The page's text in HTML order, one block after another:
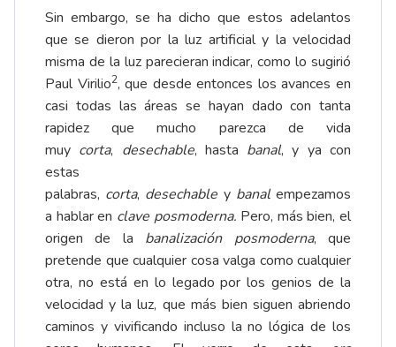
Sin embargo, se ha dicho que estos adelantos
que se dieron por la luz artificial y la velocidad
misma de la luz parecieran indicar, como lo sugirió
Paul Virilio2, que desde entonces los avances en
casi todas las áreas se hayan dado con tanta
rapidez que mucho parezca de vida
muy corta, desechable, hasta banal, y ya con
estas
palabras, corta, desechable y banalempezamos
a hablar en clave posmoderna. Pero, más bien, el
origen de la banalización posmoderna, que
pretende que cualquier cosa valga como cualquier
otra, no está en lo legado por los genios de la
velocidad y la luz, que más bien siguen abriendo
caminos y vivificando incluso la no lógica de los